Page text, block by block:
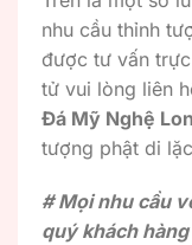
nhu cầu thỉnh
được tư vấn
tử vui lòng liên
Đá Mỹ Nghệ
tượng phật di
# Mọi nhu cầu
quý khách